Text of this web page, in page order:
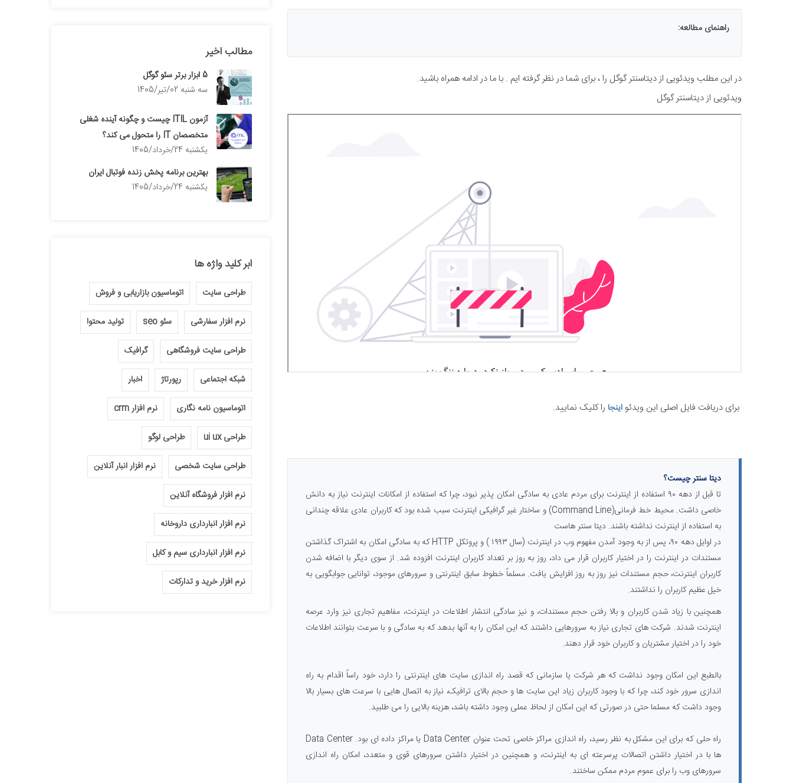
راهنمای مطالعه:
در این مطلب ​ویدئویی از دیتاسنتر گوگل را ، برای شما در نظر گرفته ایم . با ما در ادامه همراه باشید.
ویدئویی از دیتاسنتر گوگل
برای دریافت فایل اصلی این ویدئو اینجا را کلیک نمایید.
دیتا سنتر چیست؟
تا قبل از دهه ۹۰ استفاده از اینترنت برای مردم عادی به سادگی امکان پذیر نبود، چرا که استفاده از امکانات اینترنت نیاز به دانش
خاصی داشت. محیط خط فرمانی(Command Line) و ساختار غیر گرافیکی اینترنت سبب شده بود که کاربران عادی علاقه چندانی
به استفاده از اینترنت نداشته باشند. دیتا سنتر هاست
در اوایل دهه ۹۰، پس از به وجود آمدن مفهوم وب در اینترنت (سال ۱۹۹۳ ) و پروتکل HTTP که به سادگی امکان به اشتراک گذاشتن
مستندات در اینترنت را در اختیار کاربران قرار می داد، روز به روز بر تعداد کاربران اینترنت افزوده شد. از سوی دیگر با اضافه شدن
کاربران اینترنت، حجم مستندات نیز روز به روز افزایش یافت. مسلماً خطوط سابق اینترنتی و سرورهای موجود، توانایی جوابگویی به
خیل عظیم کاربران را نداشتند.
همچنین با زیاد شدن کاربران و بالا رفتن حجم مستندات، و نیز سادگی انتشار اطلاعات در اینترنت، مفاهیم تجاری نیز وارد عرصه
اینترنت شدند. شرکت های تجاری نیاز به سرورهایی داشتند که این امکان را به آنها بدهد که به سادگی و با سرعت بتوانند اطلاعات
خود را در اختیار مشتریان و کاربران خود قرار دهند.
بالطبع این امکان وجود نداشت که هر شرکت یا سازمانی که قصد راه اندازی سایت های اینترنتی را دارد، خود راساً اقدام به راه
اندازی سرور خود کند، چرا که با وجود کاربران زیاد این سایت ها و حجم بالای ترافیک، نیاز به اتصال هایی با سرعت های بسیار بالا
وجود داشت که مسلما حتی در صورتی که این امکان از لحاظ عملی وجود داشته باشد، هزینه بالایی را می طلبید.
راه حلی که برای این مشکل به نظر رسید، راه اندازی مراکز خاصی تحت عنوان Data Center یا مراکز داده ای بود. Data Center
ها با در اختیار داشتن اتصالات پرسرعته ای به اینترنت، و همچنین در اختیار داشتن سرورهای قوی و متعدد، امکان راه اندازی
سرورهای وب را برای عموم مردم ممکن ساختند.
مطالب اخیر
5 ابزار برتر سئو گوگل
سه شنبه 02/تیر/1405
آزمون ITIL چیست و چگونه آینده شغلی
متخصصان IT را متحول می کند؟
يكشنبه 24/خرداد/1405
بهترین برنامه پخش زنده فوتبال ایران
يكشنبه 24/خرداد/1405
ابر کلید واژه ها
طراحی سایت اتوماسیون بازاریابی و فروش
نرم افزار سفارشی سئو seo تولید محتوا
طراحی سایت فروشگاهی گرافیک
شبکه اجتماعی رپورتاژ اخبار
اتوماسیون نامه نگاری نرم افزار crm
طراحی ui ux طراحی لوگو
طراحی سایت شخصی نرم افزار انبار آنلاین
نرم افزار فروشگاه آنلاین
نرم افزار انبارداری داروخانه
نرم افزار انبارداری سیم و کابل
نرم افزار خرید و تدارکات